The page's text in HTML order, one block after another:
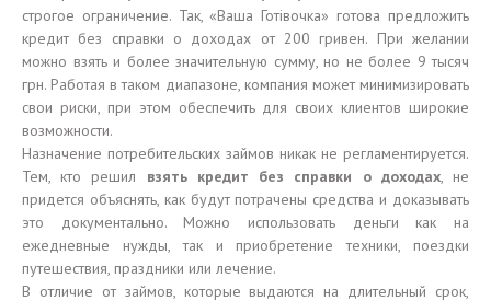
строгое ограничение. Так, «Ваша Готівочка» готова предложить
кредит без справки о доходах от 200 гривен. При желании
можно взять и более значительную сумму, но не более 9 тысяч
грн. Работая в таком диапазоне, компания может минимизировать
свои риски, при этом обеспечить для своих клиентов широкие
возможности.
Назначение потребительских займов никак не регламентируется.
Тем, кто решил взять кредит без справки о доходах, не
придется объяснять, как будут потрачены средства и доказывать
это документально. Можно использовать деньги как на
ежедневные нужды, так и приобретение техники, поездки
путешествия, праздники или лечение.
В отличие от займов, которые выдаются на длительный срок,